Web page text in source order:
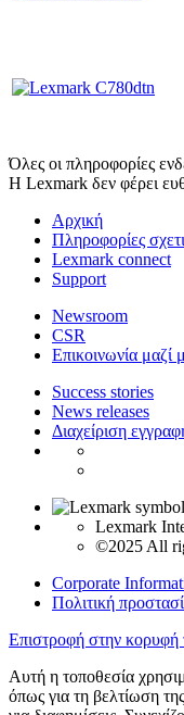
Όλες οι πληροφορίες
Η Lexmark δεν φέρει
Αρχική
Πληροφορίες
Lexmark connect
Support
Newsroom
CSR
Επικοινωνία μαζί
Success stories
News releases
Διαχείριση
Lexmark
©2025 All
Corporate
Πολιτική
Επιστροφή στην κορυφή
Αυτή η τοποθεσία
όπως για τη βελτίωση